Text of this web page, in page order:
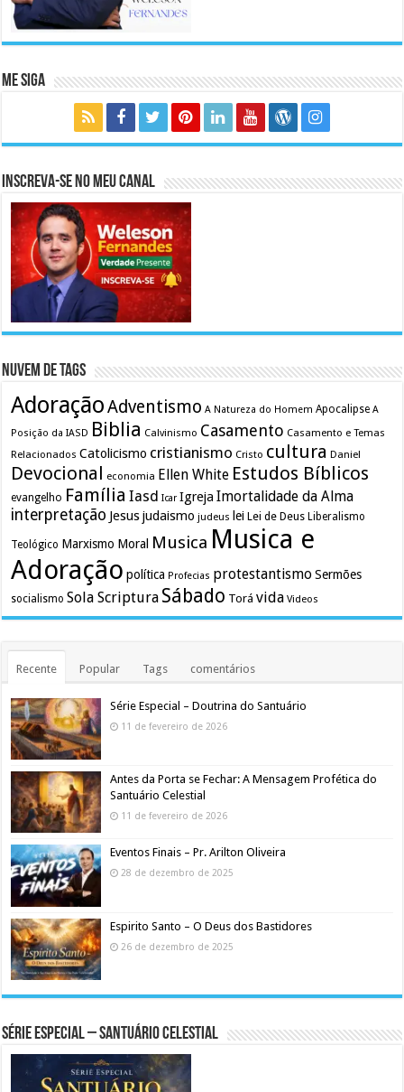
Me Siga
Inscreva-se no meu canal
Nuvem de Tags
AdoraçãoAdventismo A Natureza do Homem Apocalipse A
Posição da IASD Biblia Calvinismo Casamento Casamento e Temas
Relacionados Catolicismo cristianismo Cristo cultura Daniel
Devocional economia Ellen White Estudos Bíblicos
evangelho Família Iasd Icar Igreja Imortalidade da Alma
interpretação Jesusjudaismo judeus lei Lei de Deus Liberalismo
Teológico Marxismo Moral Musica Musica e
Adoração política Profecias protestantismo Sermões
socialismo Sola Scriptura Sábado Torá vida Videos
Recente Popular Tags comentários
Série Especial – Doutrina do Santuário
11 de fevereiro de 2026
Antes da Porta se Fechar: A Mensagem Profética do
Santuário Celestial
11 de fevereiro de 2026
Eventos Finais – Pr. Arilton Oliveira
28 de dezembro de 2025
Espirito Santo – O Deus dos Bastidores
26 de dezembro de 2025
Série Especial – Santuário Celestial